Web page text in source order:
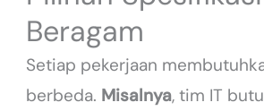
Beragam
Setiap pekerjaan
berbeda. Misalnya, tim IT